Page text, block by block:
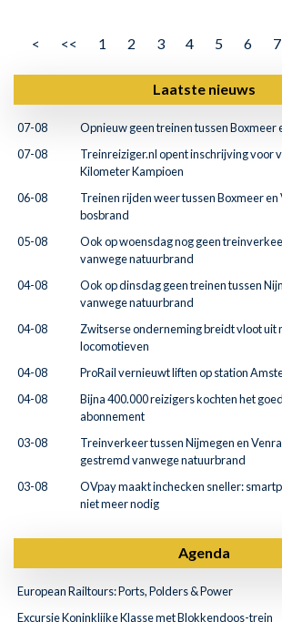
< << 1 2 3 4 5 6 7
Laatste nieuws
07-08
Opnieuw geen treinen tussen Boxmeer
07-08
Treinreiziger.nl opent inschrijving voor
Kilometer Kampioen
06-08
Treinen rijden weer tussen Boxmeer en
bosbrand
05-08
Ook op woensdag nog geen
vanwege natuurbrand
04-08
Ook op dinsdag geen treinen tussen
vanwege natuurbrand
04-08
Zwitserse onderneming breidt vloot uit
locomotieven
04-08
ProRail vernieuwt liften op station
04-08
Bijna 400.000 reizigers kochten het
abonnement
03-08
Treinverkeer tussen Nijmegen en
gestremd vanwege natuurbrand
03-08
OVpay maakt inchecken sneller:
niet meer nodig
Agenda
European Railtours: Ports, Polders & Power
Excursie Koninklijke Klasse met Blokkendoos-trein